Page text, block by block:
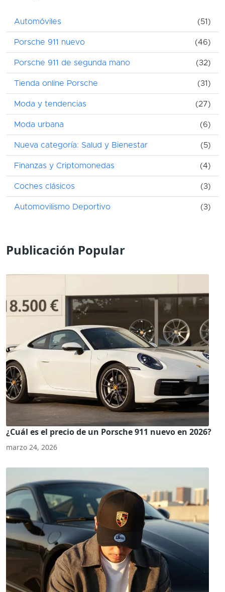
Automóviles (51)
Porsche 911 nuevo (46)
Porsche 911 de segunda mano (32)
Tienda online Porsche (31)
Moda y tendencias (27)
Moda urbana (6)
Nueva categoría: Salud y Bienestar (5)
Finanzas y Criptomonedas (4)
Coches clásicos (3)
Automovilismo Deportivo (3)
Publicación Popular
¿Cuál es el precio de un Porsche 911 nuevo en 2026?
marzo 24, 2026